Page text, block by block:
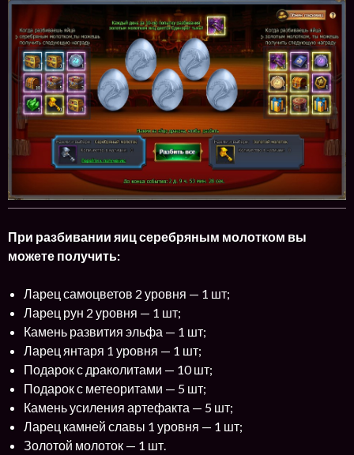
При разбивании яиц серебряным молотком вы
можете получить:
Ларец самоцветов 2 уровня — 1 шт;
Ларец рун 2 уровня — 1 шт;
Камень развития эльфа — 1 шт;
Ларец янтаря 1 уровня — 1 шт;
Подарок с драколитами — 10 шт;
Подарок с метеоритами — 5 шт;
Камень усиления артефакта — 5 шт;
Ларец камней славы 1 уровня — 1 шт;
Золотой молоток — 1 шт.